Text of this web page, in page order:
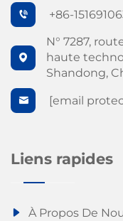
+86-
N° 7287,
haute
Shandong,
[email
Liens rapides
À Propos De